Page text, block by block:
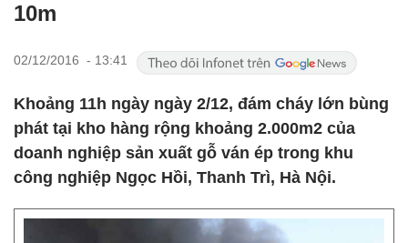
10m
02/12/2016 - 13:41
Khoảng 11h ngày ngày 2/12, đám cháy lớn bùng
phát tại kho hàng rộng khoảng 2.000m2 của
doanh nghiệp sản xuất gỗ ván ép trong khu
công nghiệp Ngọc Hồi, Thanh Trì, Hà Nội.